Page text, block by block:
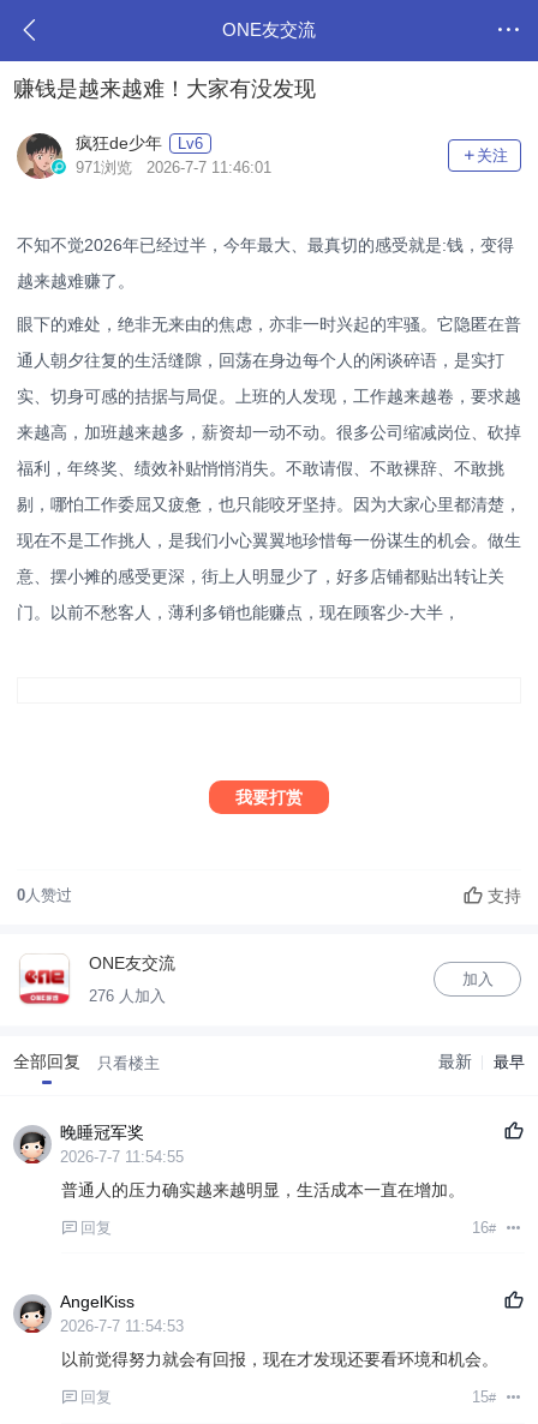
ONE友交流
赚钱是越来越难！大家有没发现
疯狂de少年
Lv6
971浏览 2026-7-7 11:46:01
关注
不知不觉2026年已经过半，今年最大、最真切的感受就是:钱，变得
越来越难赚了。
眼下的难处，绝非无来由的焦虑，亦非一时兴起的牢骚。它隐匿在普
通人朝夕往复的生活缝隙，回荡在身边每个人的闲谈碎语，是实打
实、切身可感的拮据与局促。上班的人发现，工作越来越卷，要求越
来越高，加班越来越多，薪资却一动不动。很多公司缩减岗位、砍掉
福利，年终奖、绩效补贴悄悄消失。不敢请假、不敢裸辞、不敢挑
剔，哪怕工作委屈又疲惫，也只能咬牙坚持。因为大家心里都清楚，
现在不是工作挑人，是我们小心翼翼地珍惜每一份谋生的机会。做生
意、摆小摊的感受更深，街上人明显少了，好多店铺都贴出转让关
门。以前不愁客人，薄利多销也能赚点，现在顾客少-大半，
我要打赏
0人赞过 支持
ONE友交流
276 人加入
加入
全部回复 只看楼主 最新 最早
晚睡冠军奖
2026-7-7 11:54:55
普通人的压力确实越来越明显，生活成本一直在增加。
回复 16#
AngelKiss
2026-7-7 11:54:53
以前觉得努力就会有回报，现在才发现还要看环境和机会。
回复 15#